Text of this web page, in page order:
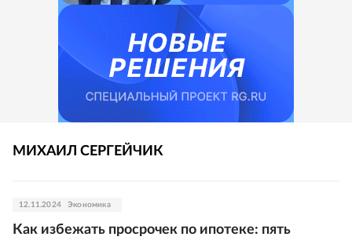
МИХАИЛ СЕРГЕЙЧИК
12.11.2024 Экономика
Как избежать просрочек по ипотеке: пять